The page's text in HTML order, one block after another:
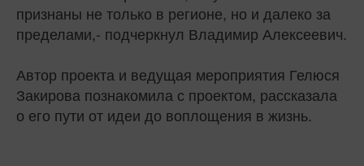
признаны не только в регионе, но и далеко за
пределами,- подчеркнул Владимир Алексеевич.
Автор проекта и ведущая мероприятия Гелюся
Закирова познакомила с проектом, рассказала
о его пути от идеи до воплощения в жизнь.